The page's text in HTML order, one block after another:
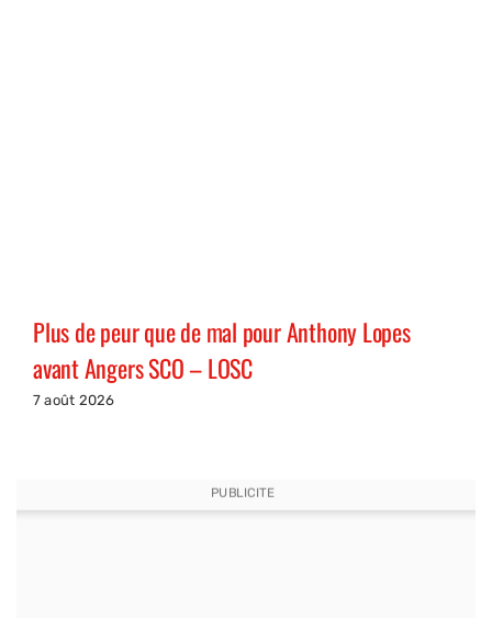
Plus de peur que de mal pour Anthony Lopes
avant Angers SCO – LOSC
7 août 2026
PUBLICITE